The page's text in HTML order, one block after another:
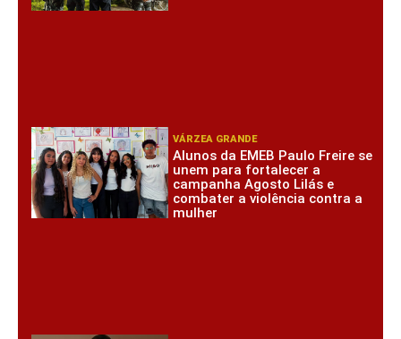
VÁRZEA GRANDE
Alunos da EMEB Paulo Freire se
unem para fortalecer a
campanha Agosto Lilás e
combater a violência contra a
mulher